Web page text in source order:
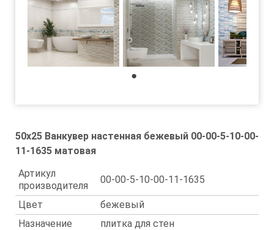
50x25 Ванкувер настенная бежевый 00-00-5-10-00-
11-1635 матовая
Артикул
производителя
00-00-5-10-00-11-1635
Цвет
бежевый
Назначение
плитка для стен